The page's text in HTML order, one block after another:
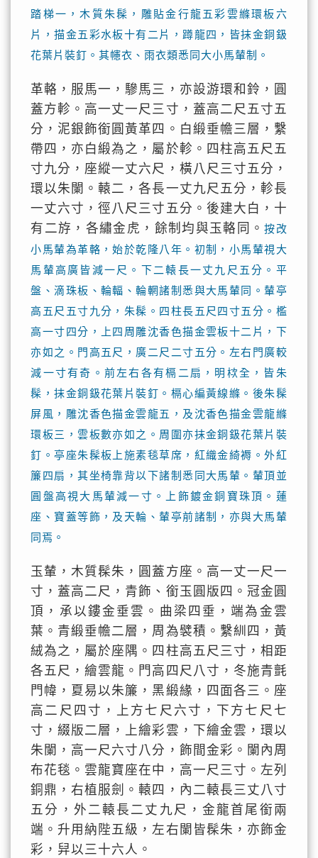
踏梯一，木質朱髹，雕貼金行龍五彩雲縧環板六
片，描金五彩水板十有二片，蹲龍四，皆抹金銅鈒
花葉片裝釘。其幰衣、雨衣類悉同大小馬輦制。
革輅，服馬一，驂馬三，亦設游環和鈴，圓
蓋方軫。高一丈一尺三寸，蓋高二尺五寸五
分，泥銀飾銜圓黃革四。白緞垂幨三層，繫
帶四，亦白緞為之，屬於軫。四柱高五尺五
寸九分，座縱一丈六尺，橫八尺三寸五分，
環以朱闌。轅二，各長一丈九尺五分，軫長
一丈六寸，徑八尺三寸五分。後建大白，十
有二斿，各繡金虎，餘制均與玉輅同。按改
小馬輦為革輅，始於乾隆八年。初制，小馬輦視大
馬輦高廣皆減一尺。下二轅長一丈九尺五分。平
盤、滴珠板、輪輻、輪輞諸制悉與大馬輦同。輦亭
高五尺五寸九分，朱髹。四柱長五尺四寸五分。檻
高一寸四分，上四周雕沈香色描金雲板十二片，下
亦如之。門高五尺，廣二尺二寸五分。左右門廣較
減一寸有奇。前左右各有槅二扇，明栨全，皆朱
髹，抹金銅鈒花葉片裝釘。槅心編黃線縧。後朱髹
屏風，雕沈香色描金雲龍五，及沈香色描金雲龍縧
環板三，雲板數亦如之。周圍亦抹金銅鈒花葉片裝
釘。亭座朱髹板上施素毯草席，紅織金綺褥。外紅
簾四扇，其坐椅靠背以下諸制悉同大馬輦。輦頂並
圓盤高視大馬輦減一寸。上飾鍍金銅寶珠頂。蓮
座、寶蓋等飾，及天輪、輦亭前諸制，亦與大馬輦
同焉。
玉輦，木質髹朱，圓蓋方座。高一丈一尺一
寸，蓋高二尺，青飾、銜玉圓版四。冠金圓
頂，承以鏤金垂雲。曲梁四垂，端為金雲
葉。青緞垂幨二層，周為襞積。繫紃四，黃
絨為之，屬於座隅。四柱高五尺三寸，相距
各五尺，繪雲龍。門高四尺八寸，冬施青氈
門幃，夏易以朱簾，黑緞緣，四面各三。座
高二尺四寸，上方七尺六寸，下方七尺七
寸，綴版二層，上繪彩雲，下繪金雲，環以
朱闌，高一尺六寸八分，飾間金彩。闌內周
布花毯。雲龍寶座在中，高一尺三寸。左列
銅鼎，右植服劍。轅四，內二轅長三丈八寸
五分，外二轅長二丈九尺，金龍首尾銜兩
端。升用納陛五級，左右闌皆髹朱，亦飾金
彩，舁以三十六人。